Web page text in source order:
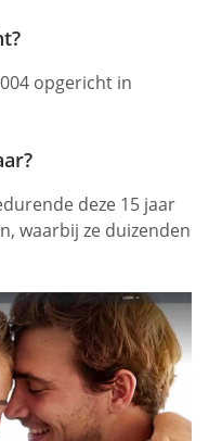
opgericht in
deze 15 jaar
waarbij ze duizenden